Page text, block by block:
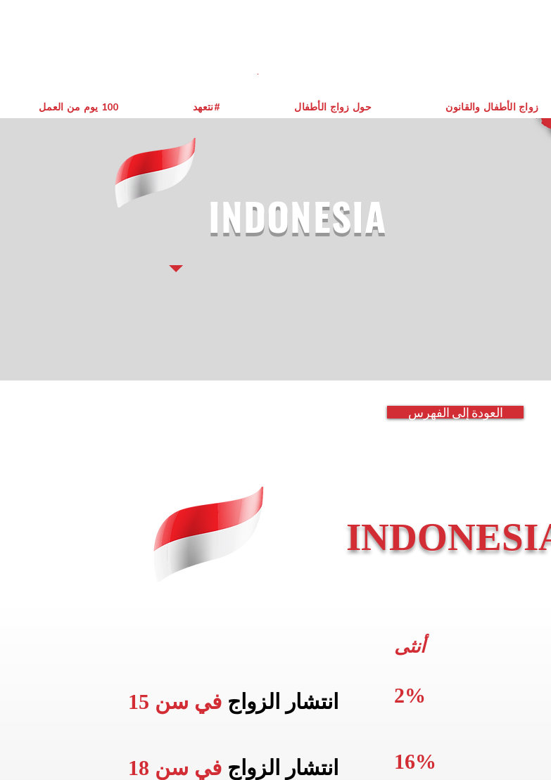
INDONESIA
العودة إلى الفهرس
انتشار الزواج في سن 15
أنثى
2%
انتشار الزواج في سن 18 16%
يوم من العمل ‎100 نتعهد# حول زواج الأطفال زواج الأطفال والقانون